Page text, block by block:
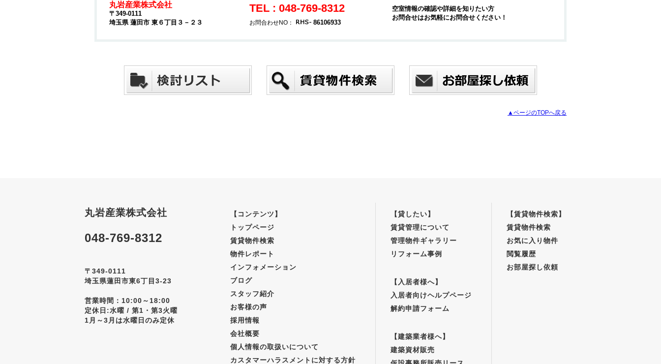
丸岩産業株式会社
〒349-0111
埼玉県 蓮田市 東６丁目３－２３
TEL : 048-769-8312
お問合わせNO： 86106933
空室情報の確認や詳細を知りたい方
お問合せはお気軽にお問合せください！
▲ページのTOPへ戻る
丸岩産業株式会社
048-769-8312
〒349-0111
埼玉県蓮田市東6丁目3-23
営業時間：10:00～18:00
定休日:水曜 / 第1・第3火曜
1月～3月は水曜日のみ定休
【コンテンツ】
トップページ
賃貸物件検索
物件レポート
インフォメーション
ブログ
スタッフ紹介
お客様の声
採用情報
会社概要
個人情報の取扱いについて
カスタマーハラスメントに対する方針
【貸したい】
賃貸管理について
管理物件ギャラリー
リフォーム事例
【入居者様へ】
入居者向けヘルプページ
解約申請フォーム
【建築業者様へ】
建築資材販売
【賃貸物件検索】
賃貸物件検索
お気に入り物件
閲覧履歴
お部屋探し依頼